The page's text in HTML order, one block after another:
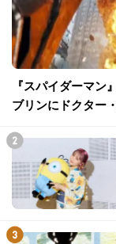
『スパイダーマン
ブリンにドクター